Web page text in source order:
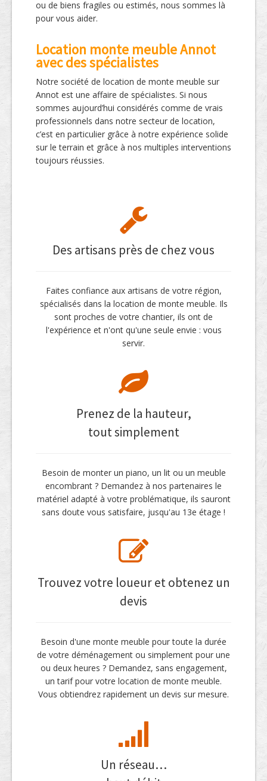
ou de biens fragiles ou estimés, nous sommes là
pour vous aider.
Location monte meuble Annot
avec des spécialistes
Notre société de location de monte meuble sur
Annot est une affaire de spécialistes. Si nous
sommes aujourd’hui considérés comme de vrais
professionnels dans notre secteur de location,
c’est en particulier grâce à notre expérience solide
sur le terrain et grâce à nos multiples interventions
toujours réussies.
Des artisans près de chez vous
Faites confiance aux artisans de votre région,
spécialisés dans la location de monte meuble. Ils
sont proches de votre chantier, ils ont de
l'expérience et n'ont qu'une seule envie : vous
servir.
Prenez de la hauteur,
tout simplement
Besoin de monter un piano, un lit ou un meuble
encombrant ? Demandez à nos partenaires le
matériel adapté à votre problématique, ils sauront
sans doute vous satisfaire, jusqu'au 13e étage !
Trouvez votre loueur et obtenez un
devis
Besoin d'une monte meuble pour toute la durée
de votre déménagement ou simplement pour une
ou deux heures ? Demandez, sans engagement,
un tarif pour votre location de monte meuble.
Vous obtiendrez rapidement un devis sur mesure.
Un réseau…